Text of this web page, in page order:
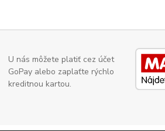
U nás môžete platiť cez účet
GoPay alebo zaplaťte rýchlo
kreditnou kartou.